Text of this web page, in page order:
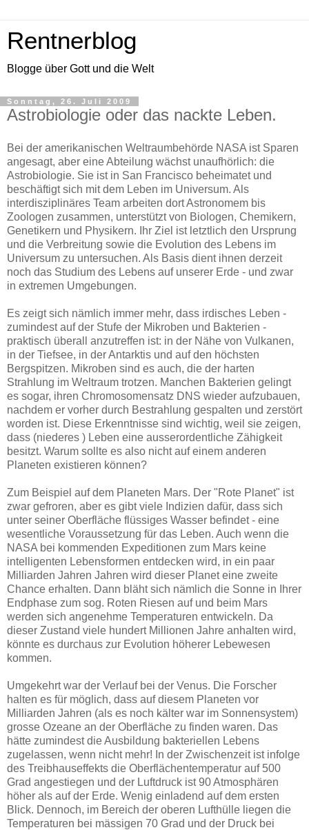
Rentnerblog
Blogge über Gott und die Welt
Sonntag, 26. Juli 2009
Astrobiologie oder das nackte Leben.
Bei der amerikanischen Weltraumbehörde NASA ist Sparen
angesagt, aber eine Abteilung wächst unaufhörlich: die
Astrobiologie. Sie ist in San Francisco beheimatet und
beschäftigt sich mit dem Leben im Universum. Als
interdisziplinäres Team arbeiten dort Astronomem bis
Zoologen zusammen, unterstützt von Biologen, Chemikern,
Genetikern und Physikern. Ihr Ziel ist letztlich den Ursprung
und die Verbreitung sowie die Evolution des Lebens im
Universum zu untersuchen. Als Basis dient ihnen derzeit
noch das Studium des Lebens auf unserer Erde - und zwar
in extremen Umgebungen.
Es zeigt sich nämlich immer mehr, dass irdisches Leben -
zumindest auf der Stufe der Mikroben und Bakterien -
praktisch überall anzutreffen ist: in der Nähe von Vulkanen,
in der Tiefsee, in der Antarktis und auf den höchsten
Bergspitzen. Mikroben sind es auch, die der harten
Strahlung im Weltraum trotzen. Manchen Bakterien gelingt
es sogar, ihren Chromosomensatz DNS wieder aufzubauen,
nachdem er vorher durch Bestrahlung gespalten und zerstört
worden ist. Diese Erkenntnisse sind wichtig, weil sie zeigen,
dass (niederes ) Leben eine ausserordentliche Zähigkeit
besitzt. Warum sollte es also nicht auf einem anderen
Planeten existieren können?
Zum Beispiel auf dem Planeten Mars. Der "Rote Planet" ist
zwar gefroren, aber es gibt viele Indizien dafür, dass sich
unter seiner Oberfläche flüssiges Wasser befindet - eine
wesentliche Voraussetzung für das Leben. Auch wenn die
NASA bei kommenden Expeditionen zum Mars keine
intelligenten Lebensformen entdecken wird, in ein paar
Milliarden Jahren Jahren wird dieser Planet eine zweite
Chance erhalten. Dann bläht sich nämlich die Sonne in Ihrer
Endphase zum sog. Roten Riesen auf und beim Mars
werden sich angenehme Temperaturen entwickeln. Da
dieser Zustand viele hundert Millionen Jahre anhalten wird,
könnte es durchaus zur Evolution höherer Lebewesen
kommen.
Umgekehrt war der Verlauf bei der Venus. Die Forscher
halten es für möglich, dass auf diesem Planeten vor
Milliarden Jahren (als es noch kälter war im Sonnensystem)
grosse Ozeane an der Oberfläche zu finden waren. Das
hätte zumindest die Ausbildung bakteriellen Lebens
zugelassen, wenn nicht mehr! In der Zwischenzeit ist infolge
des Treibhauseffekts die Oberflächentemperatur auf 500
Grad angestiegen und der Luftdruck ist 90 Atmosphären
höher als auf der Erde. Wenig einladend auf dem ersten
Blick. Dennoch, im Bereich der oberen Lufthülle liegen die
Temperaturen bei mässigen 70 Grad und der Druck bei